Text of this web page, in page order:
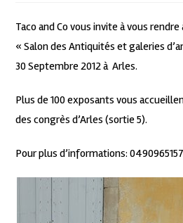
Taco and Co vous invite à vous
« Salon des Antiquités et galeries
30 Septembre 2012 à Arles.
Plus de 100 exposants vous
des congrès d’Arles (sortie 5).
Pour plus d’informations: 0490965157